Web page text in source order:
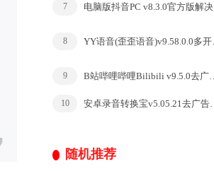
7 电脑版抖音PC v8.3.0官方版解决网页切换烦恼
8 YY语音(歪歪语音)v9.58.0.0多开去广告绿色版
9 B站哔哩哔哩Bilibili v9.5.0去广告内置漫游模块版
10 安卓录音转换宝v5.05.21去广告开心版
随机推荐